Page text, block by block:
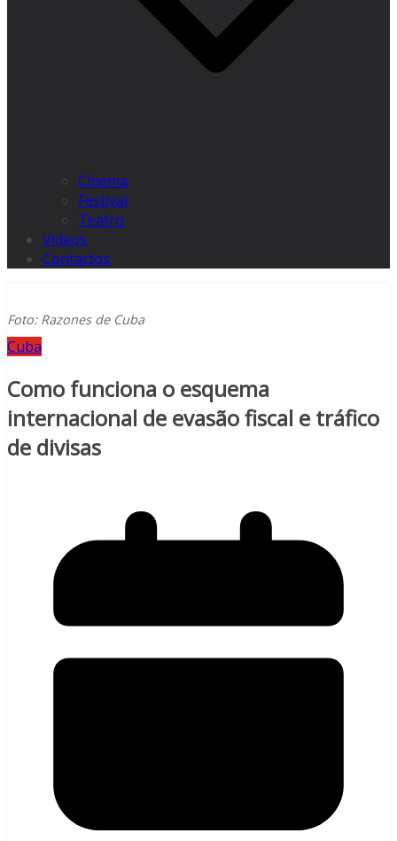
Cinema
Festival
Teatro
Videos
Contactos
Foto: Razones de Cuba
Cuba
Como funciona o esquema
internacional de evasão fiscal e tráfico
de divisas